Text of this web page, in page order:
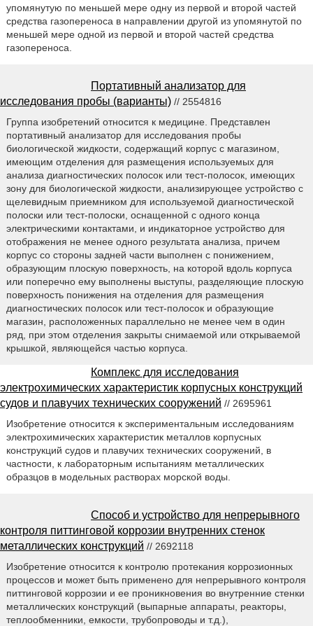
упомянутую по меньшей мере одну из первой и второй частей
средства газопереноса в направлении другой из упомянутой по
меньшей мере одной из первой и второй частей средства
газопереноса.
Портативный анализатор для
исследования пробы (варианты) // 2554816
Группа изобретений относится к медицине. Представлен
портативный анализатор для исследования пробы
биологической жидкости, содержащий корпус с магазином,
имеющим отделения для размещения используемых для
анализа диагностических полосок или тест-полосок, имеющих
зону для биологической жидкости, анализирующее устройство с
щелевидным приемником для используемой диагностической
полоски или тест-полоски, оснащенной с одного конца
электрическими контактами, и индикаторное устройство для
отображения не менее одного результата анализа, причем
корпус со стороны задней части выполнен с понижением,
образующим плоскую поверхность, на которой вдоль корпуса
или поперечно ему выполнены выступы, разделяющие плоскую
поверхность понижения на отделения для размещения
диагностических полосок или тест-полосок и образующие
магазин, расположенных параллельно не менее чем в один
ряд, при этом отделения закрыты снимаемой или открываемой
крышкой, являющейся частью корпуса.
Комплекс для исследования
электрохимических характеристик корпусных конструкций
судов и плавучих технических сооружений // 2695961
Изобретение относится к экспериментальным исследованиям
электрохимических характеристик металлов корпусных
конструкций судов и плавучих технических сооружений, в
частности, к лабораторным испытаниям металлических
образцов в модельных растворах морской воды.
Способ и устройство для непрерывного
контроля питтинговой коррозии внутренних стенок
металлических конструкций // 2692118
Изобретение относится к контролю протекания коррозионных
процессов и может быть применено для непрерывного контроля
питтинговой коррозии и ее проникновения во внутренние стенки
металлических конструкций (выпарные аппараты, реакторы,
теплообменники, емкости, трубопроводы и т.д.),